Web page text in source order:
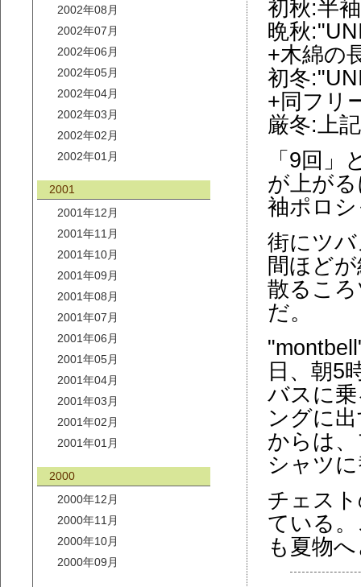
2002年08月
2002年07月
2002年06月
2002年05月
2002年04月
2002年03月
2002年02月
2002年01月
2001
2001年12月
2001年11月
2001年10月
2001年09月
2001年08月
2001年07月
2001年06月
2001年05月
2001年04月
2001年03月
2001年02月
2001年01月
2000
2000年12月
2000年11月
2000年10月
2000年09月
初秋:半
晩秋
+木綿の
初冬
+同フリ
厳冬:上
「9回」
が上が
袖ポロ
街にツ
間ほど
散るこ
だ。
日、朝5
バスに
ングに
からは
シャツ
チェス
ている
も夏物